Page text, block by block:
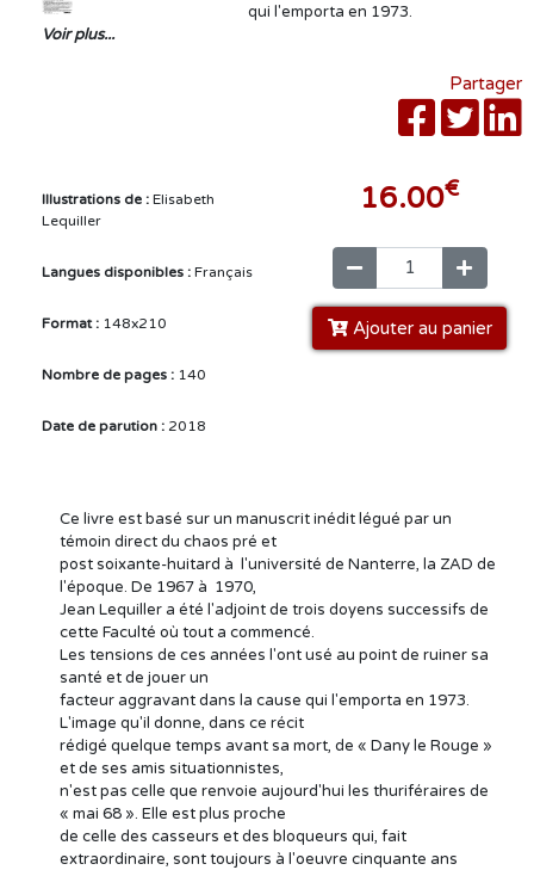
qui l'emporta en 1973.
Voir plus...
Partager
Illustrations de : Elisabeth
Lequiller
Langues disponibles : Français
Format : 148x210
Nombre de pages : 140
Date de parution : 2018
16.00€
Ajouter au panier
Ce livre est basé sur un manuscrit inédit légué par un
témoin direct du chaos pré et
post soixante-huitard à l'université de Nanterre, la ZAD de
l'époque. De 1967 à 1970,
Jean Lequiller a été l'adjoint de trois doyens successifs de
cette Faculté où tout a commencé.
Les tensions de ces années l'ont usé au point de ruiner sa
santé et de jouer un
facteur aggravant dans la cause qui l'emporta en 1973.
L'image qu'il donne, dans ce récit
rédigé quelque temps avant sa mort, de « Dany le Rouge »
et de ses amis situationnistes,
n'est pas celle que renvoie aujourd'hui les thuriféraires de
« mai 68 ». Elle est plus proche
de celle des casseurs et des bloqueurs qui, fait
extraordinaire, sont toujours à l'oeuvre cinquante ans